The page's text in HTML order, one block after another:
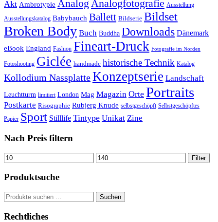
Akt Ambrotypie Analog Analogfotografie Ausstellung
Ausstellungskatalog Babybauch Ballett Bildserie Bildset
Broken Body Buch Buddha Downloads Dänemark
eBook England Fashion Fineart-Druck Fotografie im Norden
Fotoshooting Giclée handmade historische Technik Katalog
Kollodium NassplatteKonzeptserie Landschaft
Leuchtturm limitiert London Mag Magazin Orte Portraits
Postkarte Risographie Rubjerg Knude selbstgeschöpft Selbstgeschöpftes
Papier Sport Stilllife Tintype Unikat Zine
Nach Preis filtern
Min.
Preis
Max.
Preis
Filter
Produktsuche
Suchen
nach:
Suchen
Rechtliches